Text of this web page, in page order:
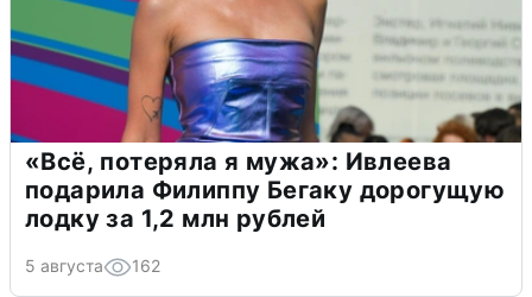
«Всё, потеряла я мужа»: Ивлеева
подарила Филиппу Бегаку дорогущую
лодку за 1,2 млн рублей
5 августа 162